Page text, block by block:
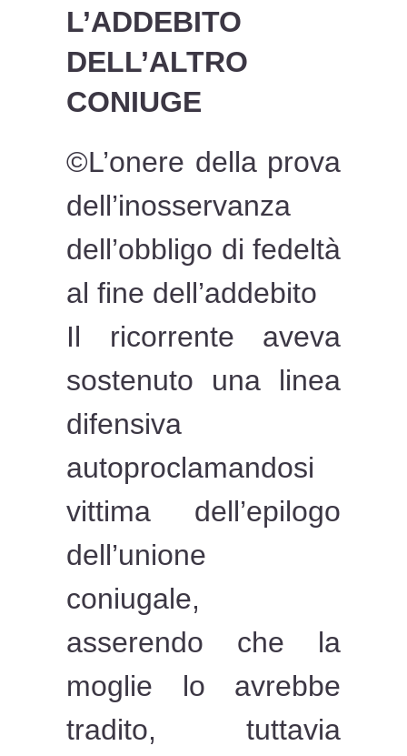
L’ADDEBITO
DELL’ALTRO
CONIUGE
©L’onere della prova
dell’inosservanza
dell’obbligo di fedeltà
al fine dell’addebito
Il ricorrente aveva
sostenuto una linea
difensiva
autoproclamandosi
vittima dell’epilogo
dell’unione
coniugale,
asserendo che la
moglie lo avrebbe
tradito, tuttavia